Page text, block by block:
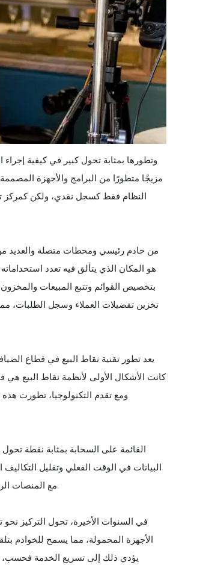
النظام فقط كسجل نقدي، ولكن كمركز
بتخصيص القوائم وتتبع المبيعات
يعد تطور تقنية نقاط البيع في قطاع
كانت الأشكال الأولى لأنظمة نقاط البيع
ومع تقدم التكنولوجيا، تطورت
البيانات في الوقت الفعلي وتقليل التكاليف
مع المنصات الرقمية الأخرى مثل أنظمة الطلب عبر الإنترنت وبرامج المحاسبة وتطبيقات برامج الولاء.
في السنوات الأخيرة، تحول التركيز نحو
الأجهزة المحمولة، مما يسمح للخوادم
يؤدي ذلك إلى تسريع الخدمة فحسب،